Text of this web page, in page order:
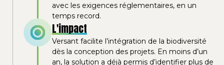
avec les exigences réglementaires, en un
temps record.
L'impact
Versant facilite l’intégration de la biodiversité
dès la conception des projets. En moins d’un
an, la solution a déjà permis d’identifier plus de